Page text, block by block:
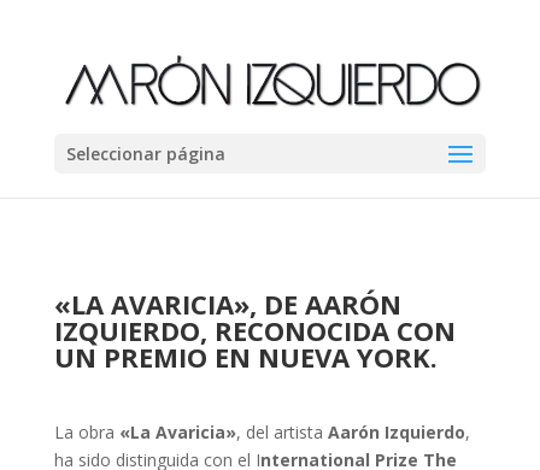
Seleccionar página
«LA AVARICIA», DE AARÓN
IZQUIERDO, RECONOCIDA CON
UN PREMIO EN NUEVA YORK.
La obra «La Avaricia», del artista Aarón Izquierdo,
ha sido distinguida con el International Prize The